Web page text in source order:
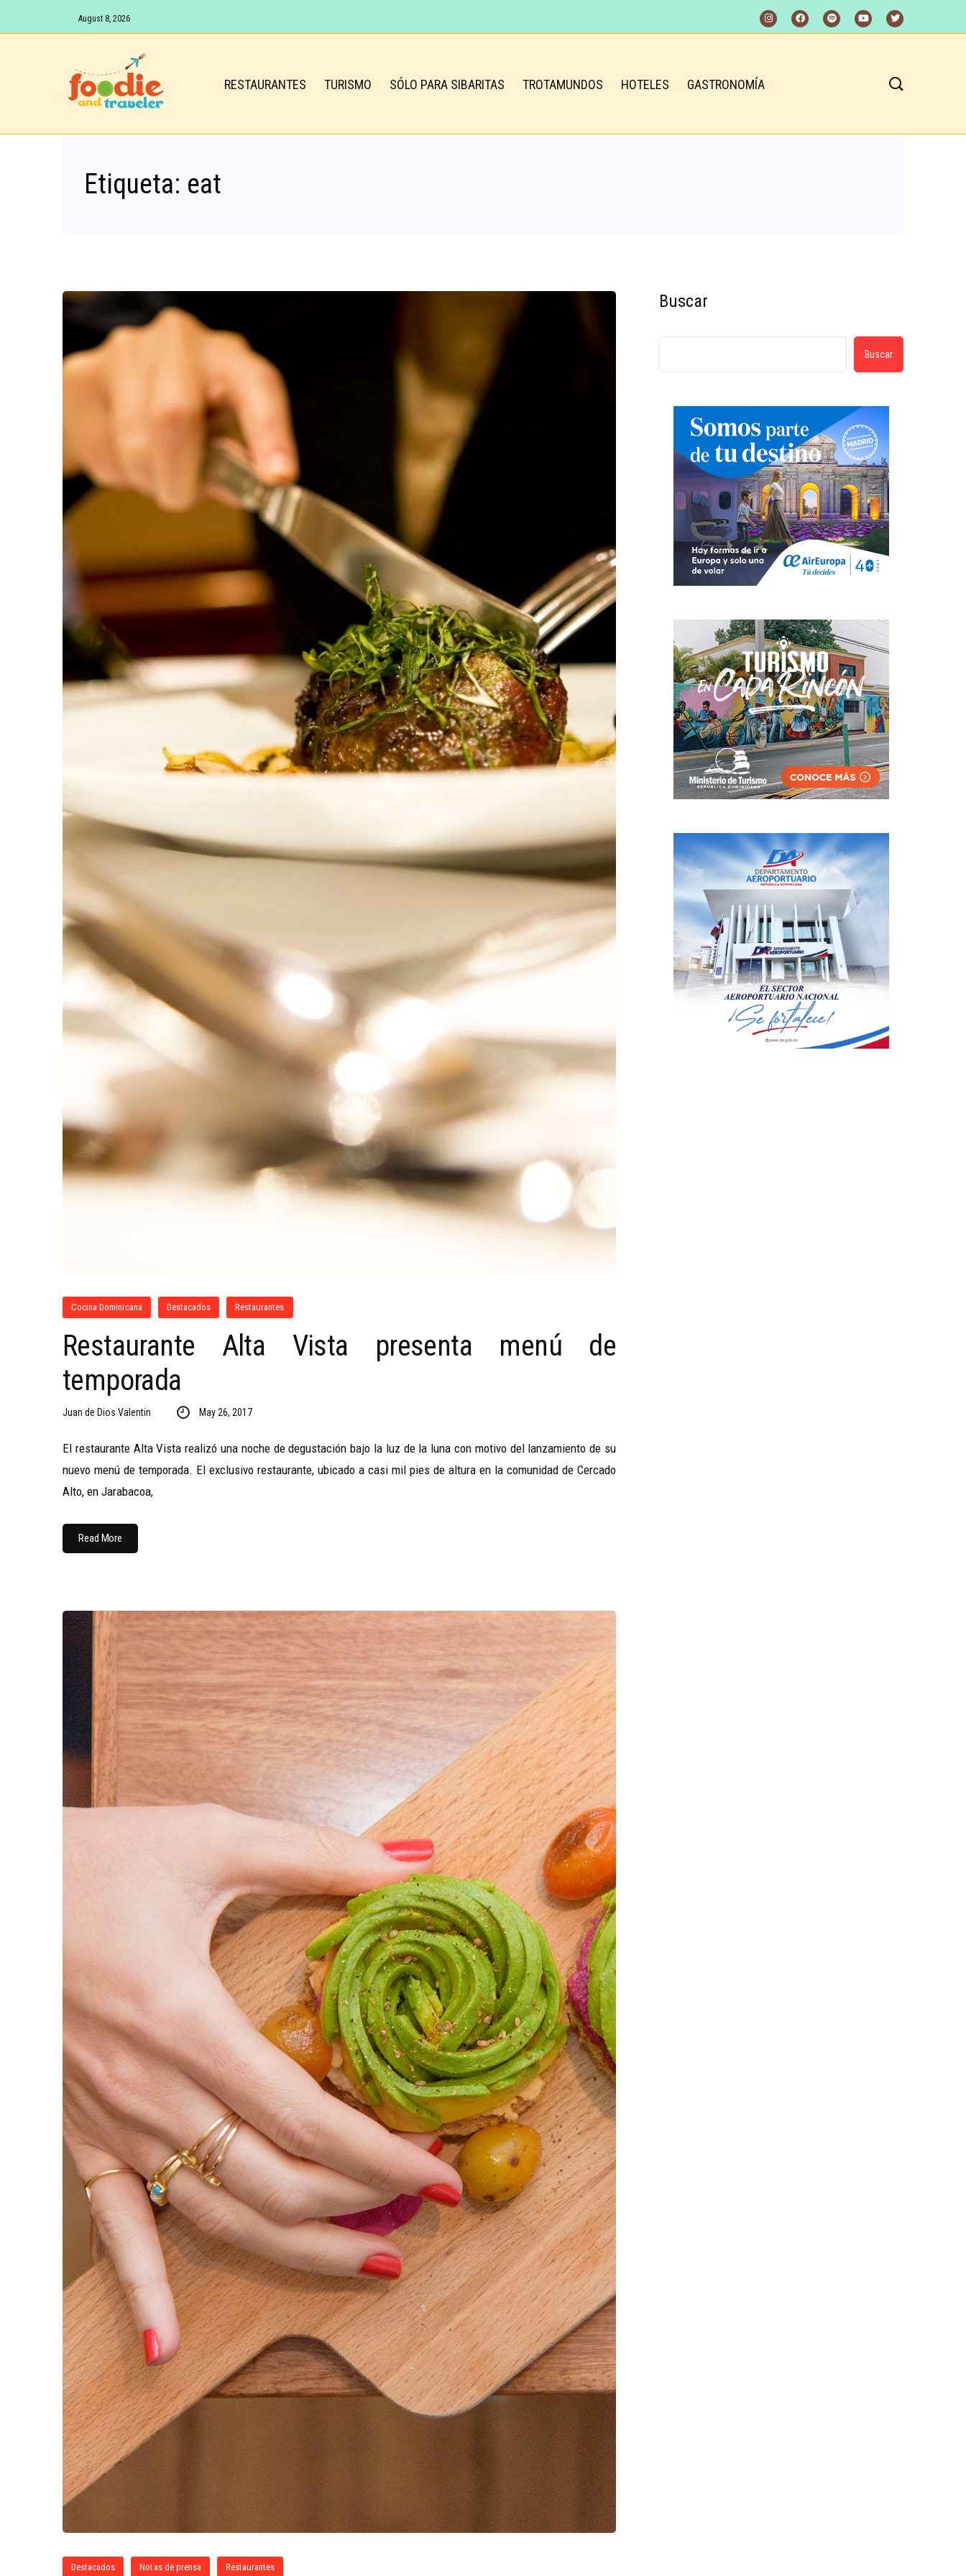
August 8, 2026
RESTAURANTES TURISMO SÓLO PARA SIBARITAS TROTAMUNDOS HOTELES GASTRONOMÍA
Etiqueta: eat
Cocina Dominicana Destacados Restaurantes
Restaurante Alta Vista presenta menú de
temporada
Juan de Dios Valentin May 26, 2017
El restaurante Alta Vista realizó una noche de degustación bajo la luz de la luna con motivo del lanzamiento de su
nuevo menú de temporada. El exclusivo restaurante, ubicado a casi mil pies de altura en la comunidad de Cercado
Alto, en Jarabacoa,
Read More
Destacados Notas de prensa Restaurantes
Buscar
Buscar